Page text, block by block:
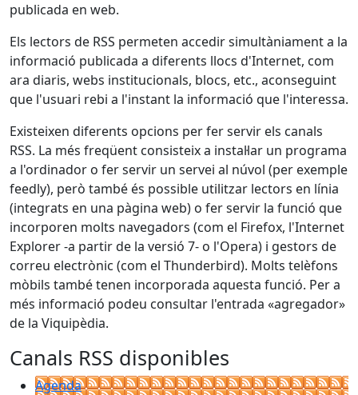
publicada en web.
Els lectors de RSS permeten accedir simultàniament a la
informació publicada a diferents llocs d'Internet, com
ara diaris, webs institucionals, blocs, etc., aconseguint
que l'usuari rebi a l'instant la informació que l'interessa.
Existeixen diferents opcions per fer servir els canals
RSS. La més freqüent consisteix a instal·lar un programa
a l'ordinador o fer servir un servei al núvol (per exemple
feedly), però també és possible utilitzar lectors en línia
(integrats en una pàgina web) o fer servir la funció que
incorporen molts navegadors (com el Firefox, l'Internet
Explorer -a partir de la versió 7- o l'Opera) i gestors de
correu electrònic (com el Thunderbird). Molts telèfons
mòbils també tenen incorporada aquesta funció. Per a
més informació podeu consultar l'entrada «agregador»
de la Viquipèdia.
Canals RSS disponibles
Agenda